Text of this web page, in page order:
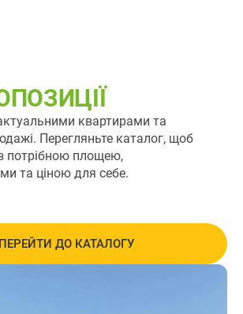
квартирами та
Перегляньте каталог, щоб
потрібною площею,
та ціною для себе.
ПЕРЕЙТИ ДО КАТАЛОГУ